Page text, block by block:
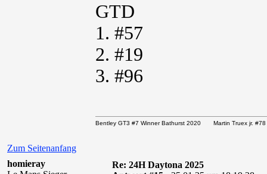
GTD
1. #57
2. #19
3. #96
Zum Seitenanfang
Bentley GT3 #7 Winner Bathurst 2020 Martin Truex jr.
homieray
Re: 24H Daytona 2025